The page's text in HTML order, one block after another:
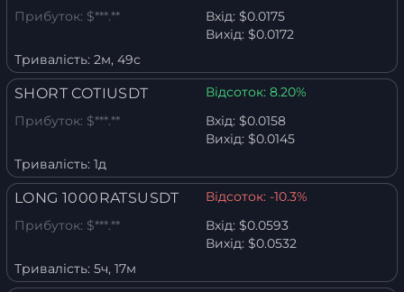
Прибуток: $***.** Вхід: $0.0175
Вихід: $0.0172
Тривалість: 2м, 49с
SHORT COTIUSDT Відсоток: 8.20%
Прибуток: $***.** Вхід: $0.0158
Вихід: $0.0145
Тривалість: 1д
LONG 1000RATSUSDT Відсоток: -10.3%
Прибуток: $***.** Вхід: $0.0593
Вихід: $0.0532
Тривалість: 5ч, 17м